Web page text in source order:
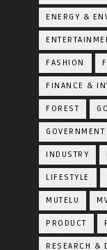
ENERGY &
FASHION
FINANCE &
FOREST
INDUSTRY
LIFESTYLE
MUTELU
PRODUCT
RESEARCH &